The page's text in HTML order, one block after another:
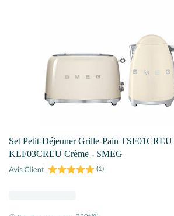
Set Petit-Déjeuner Grille-Pain
KLF03CREU Crème - SMEG
(1)